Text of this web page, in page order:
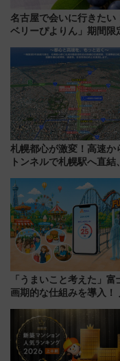
名古屋で会いに行きたい
ベリーぴよりん」期間限
札幌都心が激変！高速か
トンネルで札幌駅へ直結
から本格着工、延長
事業の全貌
「うまいこと考えた」富
画期的な仕組みを導入！
ん」始動